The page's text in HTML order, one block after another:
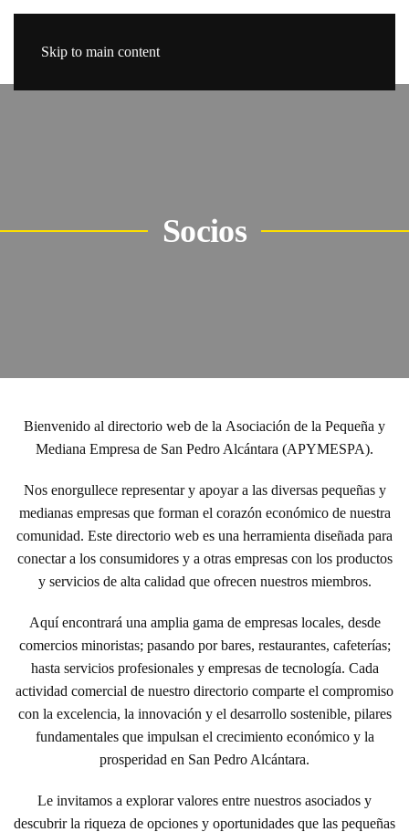
Skip to main content
Socios
Bienvenido al directorio web de la Asociación de la Pequeña y
Mediana Empresa de San Pedro Alcántara (APYMESPA).
Nos enorgullece representar y apoyar a las diversas pequeñas y
medianas empresas que forman el corazón económico de nuestra
comunidad. Este directorio web es una herramienta diseñada para
conectar a los consumidores y a otras empresas con los productos
y servicios de alta calidad que ofrecen nuestros miembros.
Aquí encontrará una amplia gama de empresas locales, desde
comercios minoristas; pasando por bares, restaurantes, cafeterías;
hasta servicios profesionales y empresas de tecnología. Cada
actividad comercial de nuestro directorio comparte el compromiso
con la excelencia, la innovación y el desarrollo sostenible, pilares
fundamentales que impulsan el crecimiento económico y la
prosperidad en San Pedro Alcántara.
Le invitamos a explorar valores entre nuestros asociados y
descubrir la riqueza de opciones y oportunidades que las pequeñas